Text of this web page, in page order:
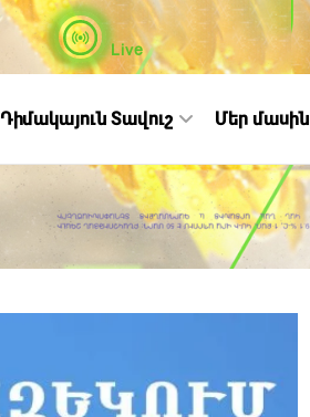
Live
Դիմակայուն Տավուշ Մեր մասին